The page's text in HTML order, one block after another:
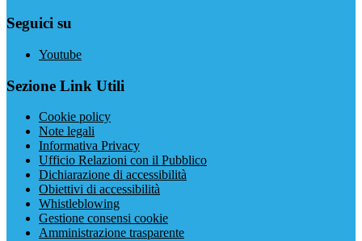
Seguici su
Youtube
Sezione Link Utili
Cookie policy
Note legali
Informativa Privacy
Ufficio Relazioni con il Pubblico
Dichiarazione di accessibilità
Obiettivi di accessibilità
Whistleblowing
Gestione consensi cookie
Amministrazione trasparente